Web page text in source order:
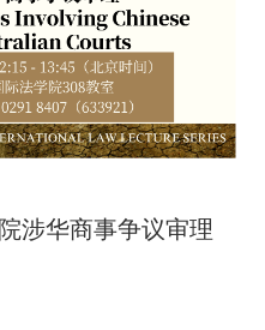
涉华商事争议审理